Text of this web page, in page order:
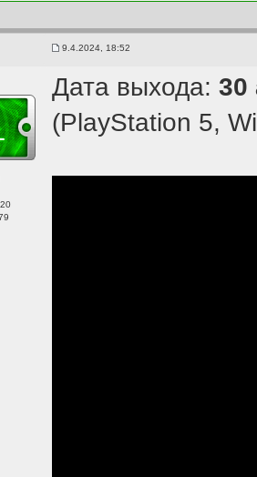
9.4.2024, 18:52
Дата выхода:30
(PlayStation 5,